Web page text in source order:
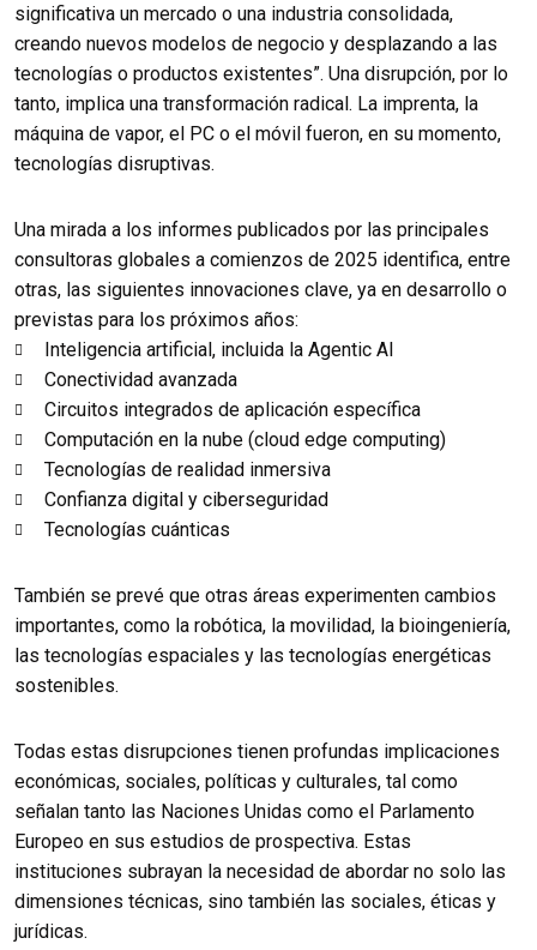
significativa un mercado o una industria consolidada,
creando nuevos modelos de negocio y desplazando a las
tecnologías o productos existentes”. Una disrupción, por lo
tanto, implica una transformación radical. La imprenta, la
máquina de vapor, el PC o el móvil fueron, en su momento,
tecnologías disruptivas.
Una mirada a los informes publicados por las principales
consultoras globales a comienzos de 2025 identifica, entre
otras, las siguientes innovaciones clave, ya en desarrollo o
previstas para los próximos años:
Inteligencia artificial, incluida la Agentic AI
Conectividad avanzada
Circuitos integrados de aplicación específica
Computación en la nube (cloud edge computing)
Tecnologías de realidad inmersiva
Confianza digital y ciberseguridad
Tecnologías cuánticas
También se prevé que otras áreas experimenten cambios
importantes, como la robótica, la movilidad, la bioingeniería,
las tecnologías espaciales y las tecnologías energéticas
sostenibles.
Todas estas disrupciones tienen profundas implicaciones
económicas, sociales, políticas y culturales, tal como
señalan tanto las Naciones Unidas como el Parlamento
Europeo en sus estudios de prospectiva. Estas
instituciones subrayan la necesidad de abordar no solo las
dimensiones técnicas, sino también las sociales, éticas y
jurídicas.